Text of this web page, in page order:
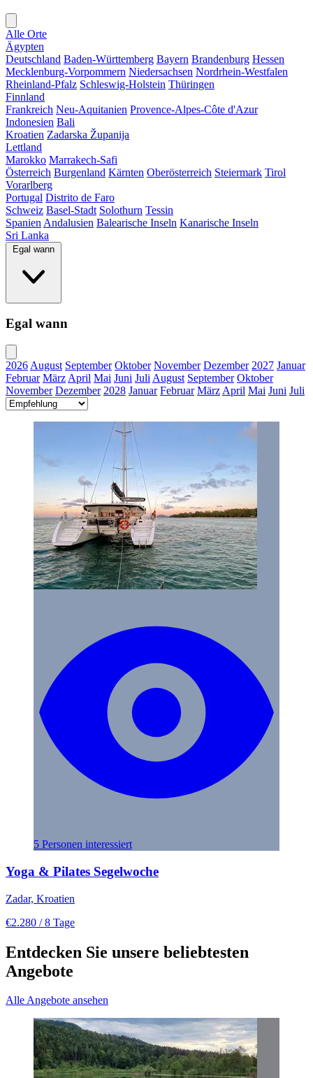
Alle Orte
Ägypten
Deutschland Baden-Württemberg Bayern Brandenburg Hessen
Mecklenburg-Vorpommern Niedersachsen Nordrhein-Westfalen
Rheinland-Pfalz Schleswig-Holstein Thüringen
Finnland
Frankreich Neu-Aquitanien Provence-Alpes-Côte d'Azur
Indonesien Bali
Kroatien Zadarska Županija
Lettland
Marokko Marrakech-Safi
Österreich Burgenland Kärnten Oberösterreich Steiermark Tirol
Vorarlberg
Portugal Distrito de Faro
Schweiz Basel-Stadt Solothurn Tessin
Spanien Andalusien Balearische Inseln Kanarische Inseln
Sri Lanka
Egal wann
Egal wann
2026 August September Oktober November Dezember 2027 Januar
Februar März April Mai Juni Juli August September Oktober
November Dezember 2028 Januar Februar März April Mai Juni Juli
5 Personen interessiert
Yoga & Pilates Segelwoche
Zadar, Kroatien
€2.280 / 8 Tage
Entdecken Sie unsere beliebtesten
Angebote
Alle Angebote ansehen